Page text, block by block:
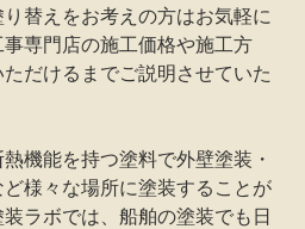
替えをお考えの方はお気軽に
専門店の施工価格や施工方
だけるまでご説明させていた
機能を持つ塗料で外壁塗装・
様々な場所に塗装することが
ラボでは、船舶の塗装でも日